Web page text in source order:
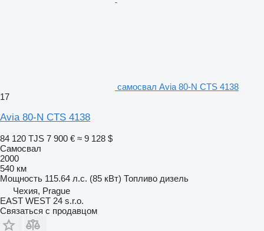
самосвал Avia 80-N CTS 4138
17
Avia 80-N CTS 4138
84 120 TJS 7 900 € ≈ 9 128 $
Самосвал
2000
540 км
Мощность 115.64 л.с. (85 кВт) Топливо дизель
Чехия, Prague
EAST WEST 24 s.r.o.
Связаться с продавцом